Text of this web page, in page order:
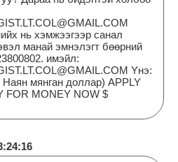
нь хэмжээгээр санал
манай эмнэлэгт бөөрний
имэйл:
Yнэ:
мянган доллар) APPLY
FOR MONEY NOW $